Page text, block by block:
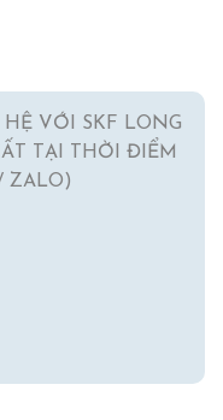
VỚI SKF LONG
TẠI THỜI ĐIỂM
ZALO)